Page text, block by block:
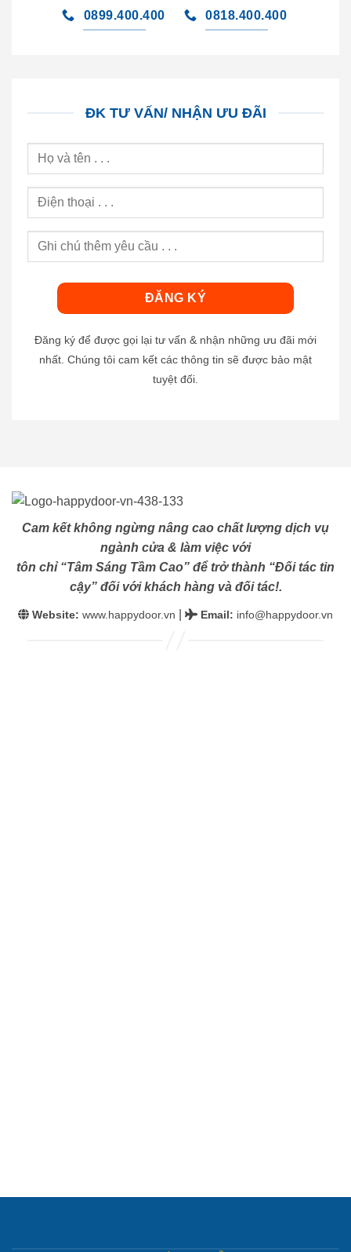
0899.400.400 0818.400.400
ĐK TƯ VẤN/ NHẬN ƯU ĐÃI
Đăng ký để được gọi lại tư vấn & nhận những ưu đãi mới
nhất. Chúng tôi cam kết các thông tin sẽ được bảo mật
tuyệt đối.
Cam kết không ngừng nâng cao chất lượng dịch vụ
ngành cửa & làm việc với
tôn chỉ “Tâm Sáng Tầm Cao” để trở thành “Đối tác tin
cậy” đối với khách hàng và đối tác!.
Website: www.happydoor.vn Email: info@happydoor.vn